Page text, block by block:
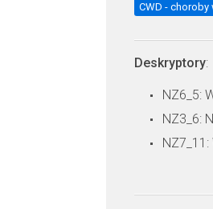
CWD - choroby
Deskryptory:
NZ6_5:
NZ3_6: